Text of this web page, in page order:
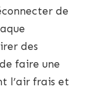
de
des
faire une
l’air frais et